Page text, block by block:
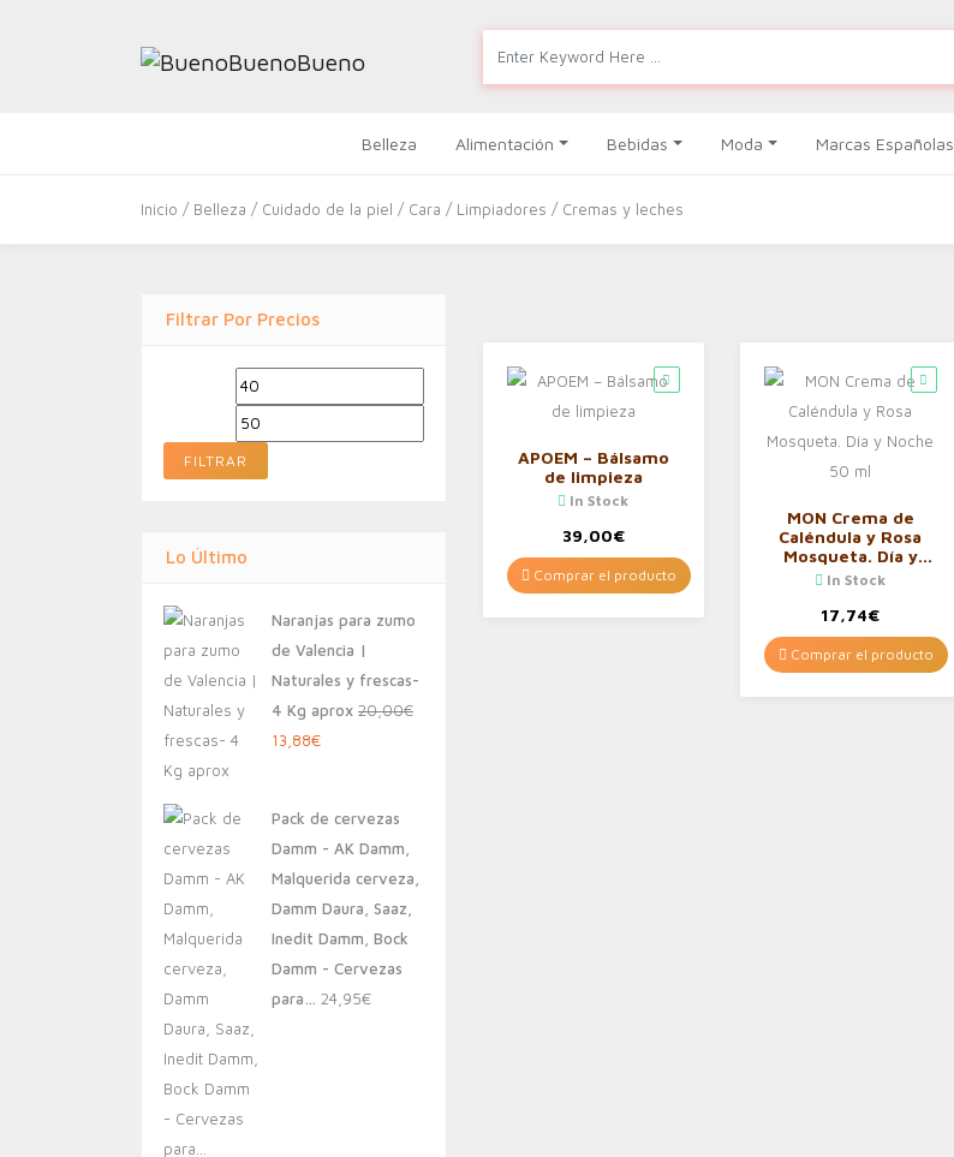
Belleza Alimentación Bebidas Moda Marcas Españolas
Inicio / Belleza / Cuidado de la piel / Cara / Limpiadores / Cremas y leches
Filtrar Por Precios
Precio
mínimo
máximo
FILTRAR
Lo Último
Naranjas para zumo
de Valencia |
Naturales y frescas-
4 Kg aprox 20,00€
El
era:
20,00€.
13,88€El
es:
13,88€.
Pack de cervezas
Damm - AK Damm,
Malquerida cerveza,
Damm Daura, Saaz,
Inedit Damm, Bock
Damm - Cervezas
para… 24,95€
APOEM – Bálsamo
de limpieza
In Stock
39,00€
Comprar el producto
MON Crema de
Caléndula y Rosa
Mosqueta. Día y
Noche 50 ml
In Stock
17,74€
Comprar el producto